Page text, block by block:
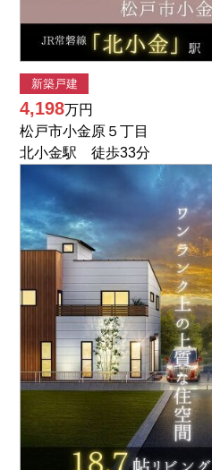
新築戸建
4,198万円
松戸市小金原５丁目
北小金駅 徒歩33分